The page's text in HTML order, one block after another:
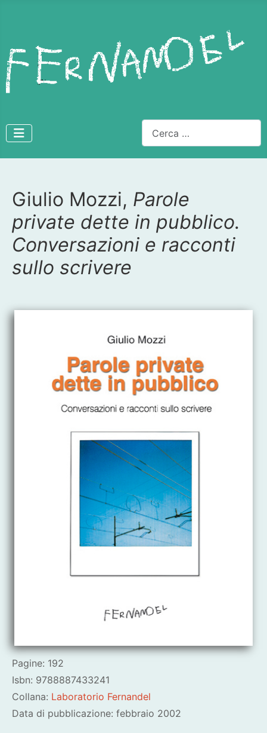
Cerca
Dettagli
Giulio Mozzi, Parole
private dette in pubblico.
Conversazioni e racconti
sullo scrivere
Pagine: 192
Isbn: 9788887433241
Collana: Laboratorio Fernandel
Data di pubblicazione: febbraio 2002